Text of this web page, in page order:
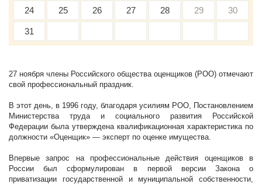
24 25 26 27 28 29 30
31
27 ноября члены Российского общества оценщиков (РОО) отмечают
свой профессиональный праздник.
В этот день, в 1996 году, благодаря усилиям РОО, Постановлением
Министерства труда и социального развития Российской
Федерации была утверждена квалификационная характеристика по
должности «Оценщик» — эксперт по оценке имущества.
Впервые запрос на профессиональные действия оценщиков в
России был сформулирован в первой версии Закона о
приватизации государственной и муниципальной собственности,